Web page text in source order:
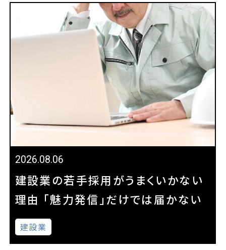
2026.08.06
建設業の若手採用がうまくいかない
理由 「魅力発信」だけでは届かない
建設業